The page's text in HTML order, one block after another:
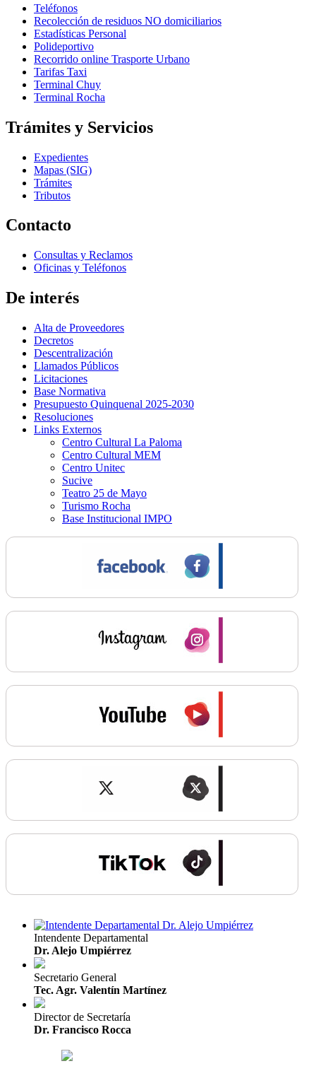
Teléfonos
Recolección de residuos NO domiciliarios
Estadísticas Personal
Polideportivo
Recorrido online Trasporte Urbano
Tarifas Taxi
Terminal Chuy
Terminal Rocha
Trámites y Servicios
Expedientes
Mapas (SIG)
Trámites
Tributos
Contacto
Consultas y Reclamos
Oficinas y Teléfonos
De interés
Alta de Proveedores
Decretos
Descentralización
Llamados Públicos
Licitaciones
Base Normativa
Presupuesto Quinquenal 2025-2030
Resoluciones
Links Externos
Centro Cultural La Paloma
Centro Cultural MEM
Centro Unitec
Sucive
Teatro 25 de Mayo
Turismo Rocha
Base Institucional IMPO
Intendente Departamental
Dr. Alejo Umpiérrez
Secretario General
Tec. Agr. Valentín Martínez
Director de Secretaría
Dr. Francisco Rocca